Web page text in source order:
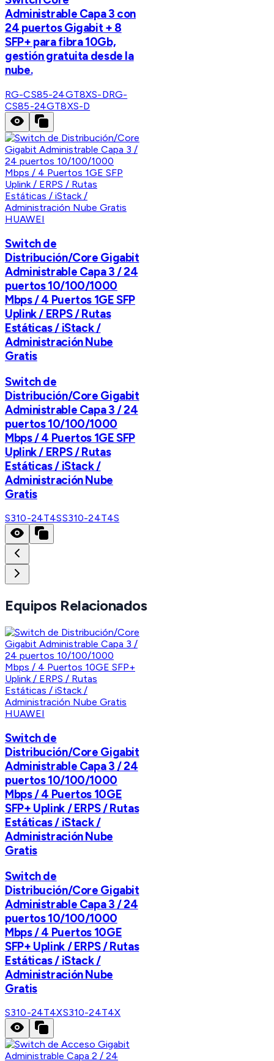
Administrable Capa 3 con
24 puertos Gigabit + 8
SFP+ para fibra 10Gb,
gestión gratuita desde la
nube.
RG-CS85-24GT8XS-DRG-
CS85-24GT8XS-D
HUAWEI
Switch de
Distribución/Core Gigabit
Administrable Capa 3 / 24
puertos 10/100/1000
Mbps / 4 Puertos 1GE SFP
Uplink / ERPS / Rutas
Estáticas / iStack /
Administración Nube
Gratis
Switch de
Distribución/Core Gigabit
Administrable Capa 3 / 24
puertos 10/100/1000
Mbps / 4 Puertos 1GE SFP
Uplink / ERPS / Rutas
Estáticas / iStack /
Administración Nube
Gratis
S310-24T4SS310-24T4S
Equipos Relacionados
HUAWEI
Switch de
Distribución/Core Gigabit
Administrable Capa 3 / 24
puertos 10/100/1000
Mbps / 4 Puertos 10GE
SFP+ Uplink / ERPS / Rutas
Estáticas / iStack /
Administración Nube
Gratis
Switch de
Distribución/Core Gigabit
Administrable Capa 3 / 24
puertos 10/100/1000
Mbps / 4 Puertos 10GE
SFP+ Uplink / ERPS / Rutas
Estáticas / iStack /
Administración Nube
Gratis
S310-24T4XS310-24T4X